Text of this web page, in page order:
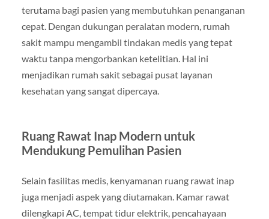
terutama bagi pasien yang membutuhkan penanganan
cepat. Dengan dukungan peralatan modern, rumah
sakit mampu mengambil tindakan medis yang tepat
waktu tanpa mengorbankan ketelitian. Hal ini
menjadikan rumah sakit sebagai pusat layanan
kesehatan yang sangat dipercaya.
Ruang Rawat Inap Modern untuk
Mendukung Pemulihan Pasien
Selain fasilitas medis, kenyamanan ruang rawat inap
juga menjadi aspek yang diutamakan. Kamar rawat
dilengkapi AC, tempat tidur elektrik, pencahayaan